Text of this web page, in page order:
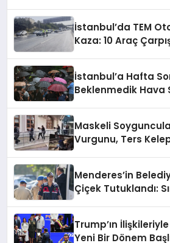
İstanbul’da TEM
Kaza: 10 Araç
İstanbul’a Hafta
Beklenmedik Hava
Maskeli
Vurgunu, Ters
Menderes’in
Çiçek Tutuklandı:
Trump’ın
Yeni Bir Dönem